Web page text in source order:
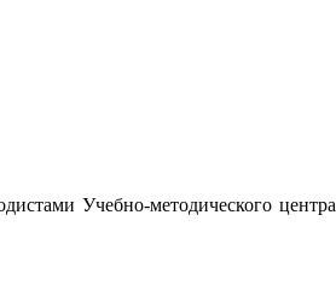
Учебно-методического центра